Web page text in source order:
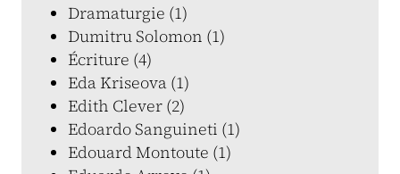
Dramaturgie (1)
Dumitru Solomon (1)
Écriture (4)
Eda Kriseova (1)
Edith Clever (2)
Edoardo Sanguineti (1)
Edouard Montoute (1)